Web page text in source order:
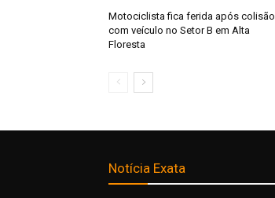
Motociclista fica ferida após colisão
com veículo no Setor B em Alta
Floresta
Notícia Exata